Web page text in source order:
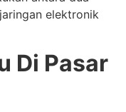
elektronik
Di Pasar